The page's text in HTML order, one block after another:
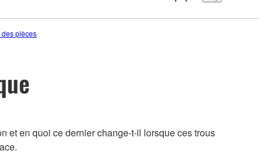
pièces
et en quoi ce dernier change-t-il lorsque ces trous